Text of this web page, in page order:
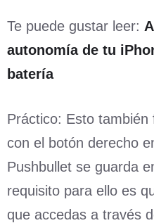
Te puede gustar leer:
autonomía de tu
batería
Práctico: Esto
con el botón derecho
Pushbullet se guarda
requisito para ello es
que accedas a través